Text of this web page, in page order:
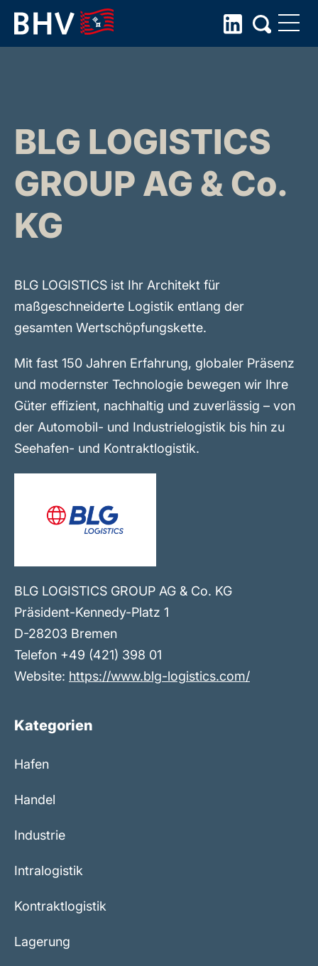
Skip
BLG LOGISTICS
GROUP AG & Co.
KG
BLG LOGISTICS ist Ihr Architekt für
maßgeschneiderte Logistik entlang der
gesamten Wertschöpfungskette.
Mit fast 150 Jahren Erfahrung, globaler Präsenz
und modernster Technologie bewegen wir Ihre
Güter effizient, nachhaltig und zuverlässig – von
der Automobil- und Industrielogistik bis hin zu
Seehafen- und Kontraktlogistik.
BLG LOGISTICS GROUP AG & Co. KG
Präsident-Kennedy-Platz 1
D-28203 Bremen
Telefon +49 (421) 398 01
Website: https://www.blg-logistics.com/
Kategorien
Hafen
Handel
Industrie
Intralogistik
Kontraktlogistik
Lagerung